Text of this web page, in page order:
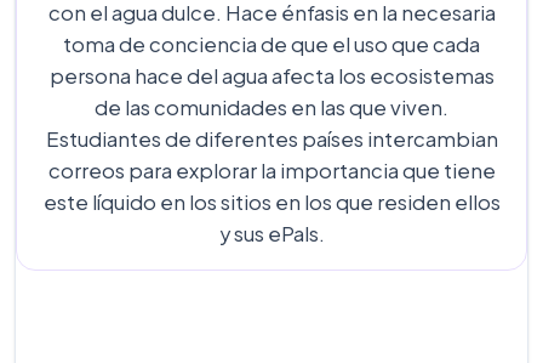
con el agua dulce. Hace énfasis en la necesaria
toma de conciencia de que el uso que cada
persona hace del agua afecta los ecosistemas
de las comunidades en las que viven.
Estudiantes de diferentes países intercambian
correos para explorar la importancia que tiene
este líquido en los sitios en los que residen ellos
y sus ePals.